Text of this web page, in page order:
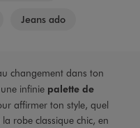
Jeans ado
changement dans ton
infinie palette de
affirmer ton style, quel
robe classique chic, en